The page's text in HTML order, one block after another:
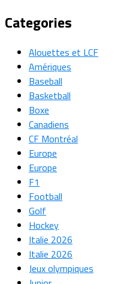
Categories
Alouettes et LCF
Amériques
Baseball
Basketball
Boxe
Canadiens
CF Montréal
Europe
Europe
F1
Football
Golf
Hockey
Italie 2026
Italie 2026
Jeux olympiques